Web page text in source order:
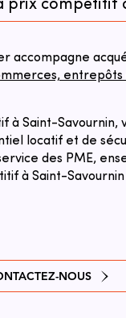
prix compétitif
accompagne
Saint-Savournin,
locatif et de
des PME,
à Saint-
NOUS